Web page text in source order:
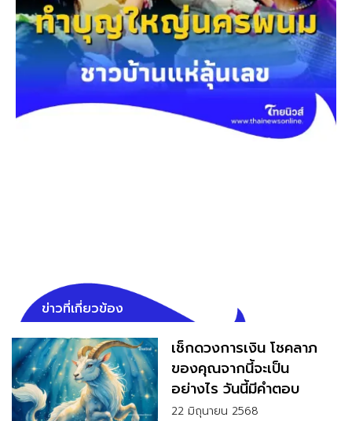
ข่าวที่เกี่ยวข้อง
เช็กดวงการเงิน โชคลาภ
ของคุณจากนี้จะเป็น
อย่างไร วันนี้มีคำตอบ
22 มิถุนายน 2568